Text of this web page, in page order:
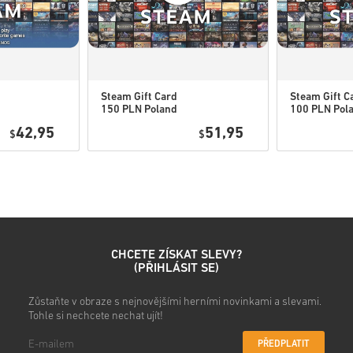
• Zadej svou e-mailovou
• Vyber preferovaný způsob
$42,95
Steam Gift Card
150 PLN Poland
$51,95
Steam Gift
100 PLN
CHCETE ZÍSKAT SLEVY?
(PŘIHLÁSIT SE)
Zůstaňte v obraze s nejnovějšími herními novinkami a slevami.
Tohle si nechcete nechat ujít!
PŘEDPLATIT